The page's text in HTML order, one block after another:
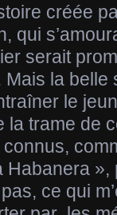
créée
qui
serait
la belle
le
la trame de
»,
ce qui